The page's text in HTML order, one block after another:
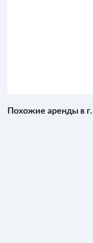
Похожие аренды в г.